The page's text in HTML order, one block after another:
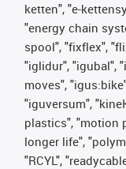
ketten", "e-
"energy chain
spool", "fixflex",
"iglidur", "igubal",
moves",
"iguversum",
plastics", "motion
longer life",
"RCYL",